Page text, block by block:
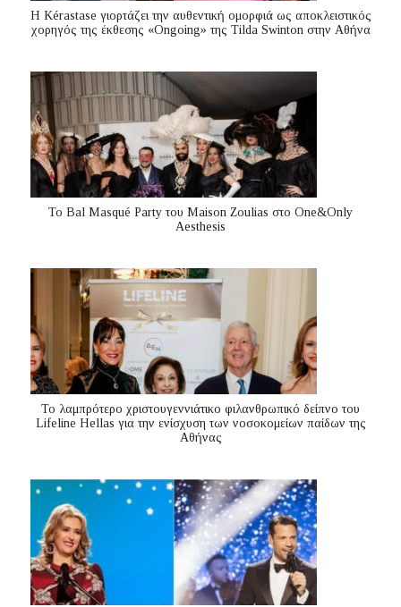
Η Kérastase γιορτάζει την αυθεντική ομορφιά ως αποκλειστικός
χορηγός της έκθεσης «Ongoing» της Tilda Swinton στην Αθήνα
Το Bal Masqué Party του Maison Zoulias στο One&Only
Aesthesis
Το λαμπρότερο χριστουγεννιάτικο φιλανθρωπικό δείπνο του
Lifeline Hellas για την ενίσχυση των νοσοκομείων παίδων της
Αθήνας